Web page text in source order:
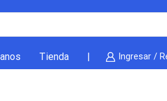
Tienda Ingresar /